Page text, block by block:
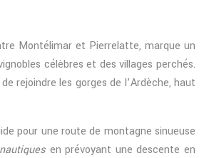
Montélimar et Pierrelatte, marque un
célèbres et des villages perchés.
rejoindre les gorges de l’Ardèche, haut
pour une route de montagne sinueuse
en prévoyant une descente en